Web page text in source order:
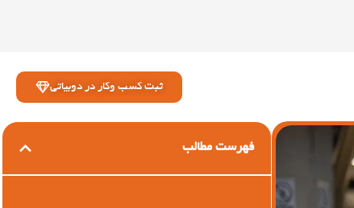
ثبت کسب وکار در دوبیاتی
فهرست مطالب